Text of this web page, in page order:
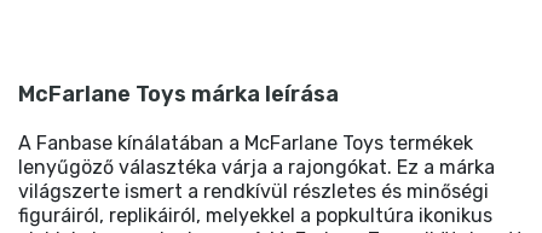
McFarlane Toys márka leírása
A Fanbase kínálatában a McFarlane Toys termékek
lenyűgöző választéka várja a rajongókat. Ez a márka
világszerte ismert a rendkívül részletes és minőségi
figuráiról, replikáiról, melyekkel a popkultúra ikonikus